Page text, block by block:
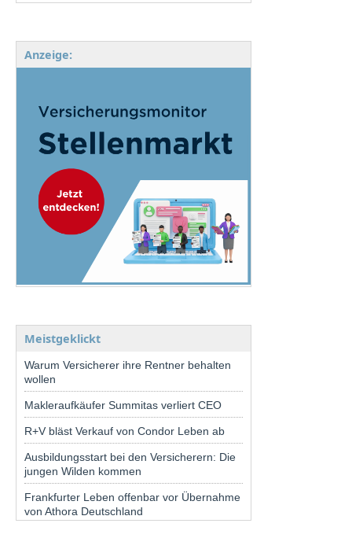
Anzeige:
Meistgeklickt
Warum Versicherer ihre Rentner behalten
wollen
Makleraufkäufer Summitas verliert CEO
R+V bläst Verkauf von Condor Leben ab
Ausbildungsstart bei den Versicherern: Die
jungen Wilden kommen
Frankfurter Leben offenbar vor Übernahme
von Athora Deutschland